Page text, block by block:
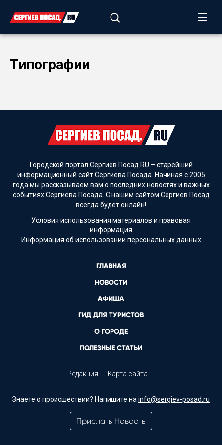
Типографии
Городской портал Сергиев Посад.RU – старейший
информационный сайт Сергиева Посада. Начиная с 2005
года мы рассказываем вам о последних новостях и важных
событиях Сергиева Посада. С нашим сайтом Сергиев Посад
всегда будет онлайн!
Условия использования материалов и правовая
информация
Информация об использовании персональных данных
ГЛАВНАЯ
НОВОСТИ
АФИША
ГИД ДЛЯ ТУРИСТОВ
О ГОРОДЕ
ПОЛЕЗНЫЕ СТАТЬИ
Редакция Карта сайта
Знаете о происшествии? Напишите на info@sergiev-posad.ru
Прислать Новость